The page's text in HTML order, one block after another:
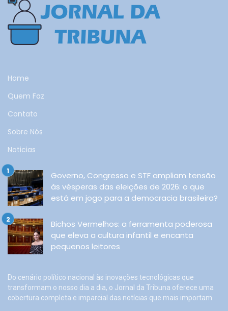
Home
Quem Faz
Contato
Sobre Nós
Noticias
Governo, Congresso e STF ampliam tensão
às vésperas das eleições de 2026: o que
está em jogo para a democracia brasileira?
Bichos Vermelhos: a ferramenta poderosa
que eleva a cultura infantil e encanta
pequenos leitores
Do cenário político nacional às inovações tecnológicas que
transformam o nosso dia a dia, o Jornal da Tribuna oferece uma
cobertura completa e imparcial das notícias que mais importam.